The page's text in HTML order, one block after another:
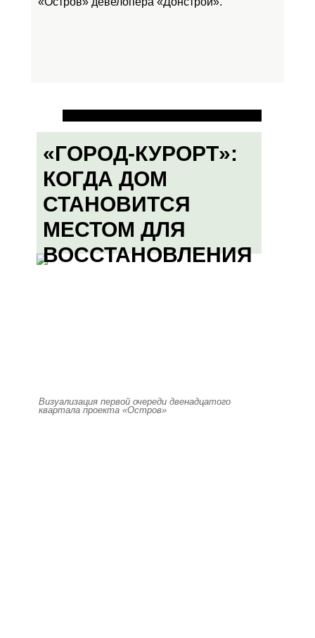
«ГОРОД-КУРОРТ»:
КОГДА ДОМ
СТАНОВИТСЯ
МЕСТОМ ДЛЯ
ВОССТАНОВЛЕНИЯ
Визуализация первой очереди двенадцатого
квартала проекта «Остров»